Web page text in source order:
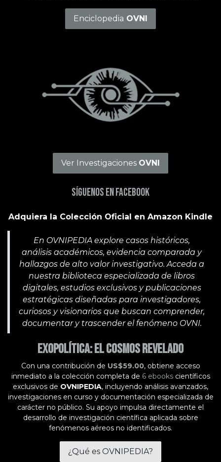
Enciclopedia OVNI
Ver Investigaciones OVNI
Síguenos en Facebook
Adquiera la Colección Oficial en Amazon Kindle
En OVNIPEDIA explore casos históricos,
análisis académicos, evidencia comparada y
hallazgos de alto valor investigativo. Acceda a
nuestra biblioteca especializada de libros
digitales, estudios exclusivos y publicaciones
estratégicas diseñadas para investigadores,
curiosos y visionarios que buscan comprender,
documentar y trascender el fenómeno OVNI.
Exopolítica: El Cosmos Revelado
Con una contribución de US$59.00, obtiene acceso
inmediato a la colección completa de 6 ebookscientíficos
exclusivos de OVNIPEDIA, incluyendo análisis avanzados,
investigaciones en curso y documentación especializada de
carácter no público. Su apoyo impulsa directamente el
desarrollo de investigación científica aplicada sobre
fenómenos aéreos no identificados.
¿Qué es OVNIPEDIA?